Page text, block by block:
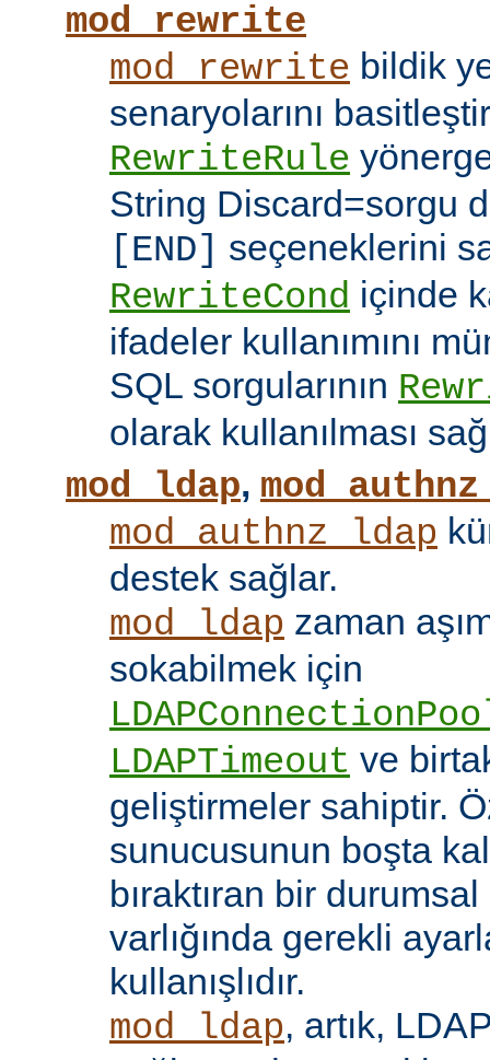
mod_rewrite
mod_rewrite bildik
senaryolarını
RewriteRule
String Discard=sorgu
[END]
seçeneklerini
RewriteCond içinde
ifadeler kullanımını
SQL sorgularının
olarak kullanılması
mod_ldap,
mod_authnz_ldap
destek sağlar.
mod_ldap zaman
sokabilmek için
LDAPTimeout ve
geliştirmeler sahiptir.
sunucusunun boşta
bıraktıran bir
varlığında gerekli
kullanışlıdır.
mod_ldap, artık,